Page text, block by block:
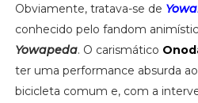
Obviamente, tratava-se de
conhecido pelo fandom
Yowapeda. O carismático
ter uma performance absurda
bicicleta comum e, com a